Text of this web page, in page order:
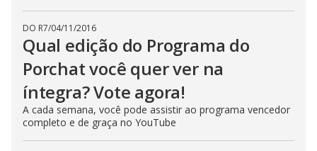
DO R7/04/11/2016
Qual edição do Programa do
Porchat você quer ver na
íntegra? Vote agora!
A cada semana, você pode assistir ao programa vencedor
completo e de graça no YouTube